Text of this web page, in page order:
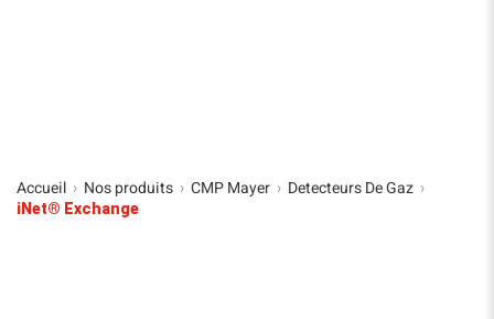
Accueil › Nos produits › CMP Mayer › Detecteurs De Gaz ›
iNet® Exchange